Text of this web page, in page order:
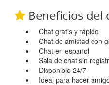
Beneficios del
Chat gratis y rápido
Chat de amistad con
Chat en español
Sala de chat sin
Disponible 24/7
Ideal para hacer